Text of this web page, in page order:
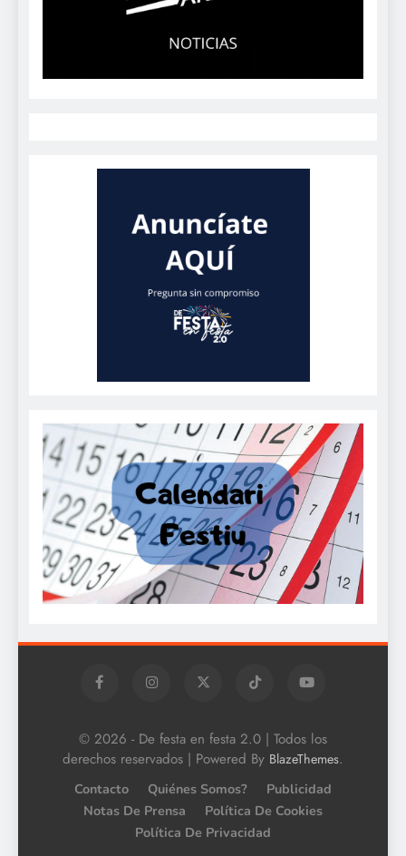
© 2026 - De festa en festa 2.0 | Todos los
derechos reservados | Powered By BlazeThemes.
Contacto Quiénes Somos?
Publicidad
Notas De Prensa
Política De Cookies
Política De Privacidad